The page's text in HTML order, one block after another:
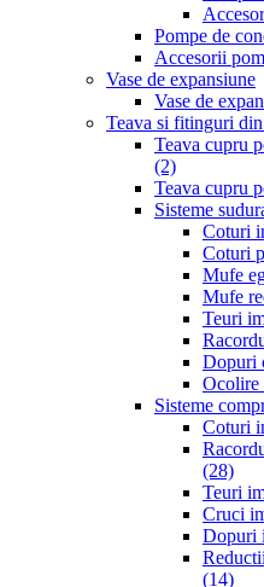
Pompe de
Accesorii
Vase de expansiune
Vase de
Teava si fitinguri
Teava cupru
(2)
Teava cupru
Sisteme
Coturi
Coturi
Mufe
Mufe
Teuri
Dopuri
Ocolire
Sisteme
Coturi
(28)
Teuri
Cruci
Dopuri
(14)